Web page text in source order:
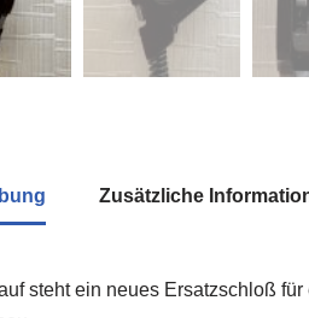
Zusätzliche
steht ein neues Ersatzschloß